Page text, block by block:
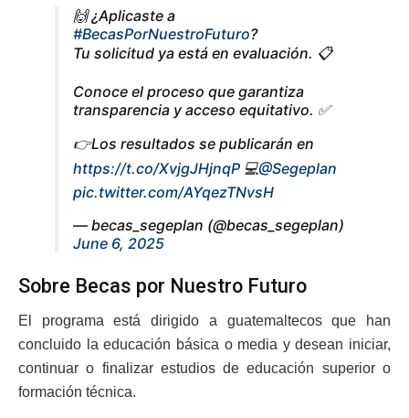
🙌 ¿Aplicaste a
#BecasPorNuestroFuturo?
Tu solicitud ya está en evaluación. 📋
Conoce el proceso que garantiza
transparencia y acceso equitativo. ✅
👉Los resultados se publicarán en
https://t.co/XvjgJHjnqP 💻@Segeplan
pic.twitter.com/AYqezTNvsH
— becas_segeplan (@becas_segeplan)
June 6, 2025
Sobre Becas por Nuestro Futuro
El programa está dirigido a guatemaltecos que han
concluido la educación básica o media y desean iniciar,
continuar o finalizar estudios de educación superior o
formación técnica.